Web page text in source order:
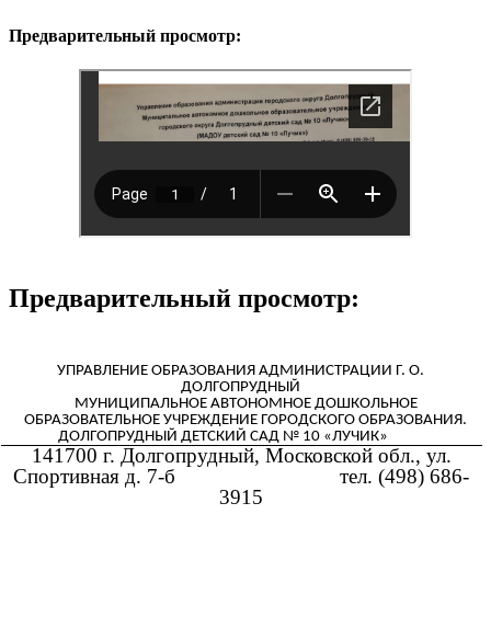
Предварительный просмотр:
Предварительный просмотр:
УПРАВЛЕНИЕ ОБРАЗОВАНИЯ АДМИНИСТРАЦИИ Г. О.
ДОЛГОПРУДНЫЙ
МУНИЦИПАЛЬНОЕ АВТОНОМНОЕ ДОШКОЛЬНОЕ
ОБРАЗОВАТЕЛЬНОЕ УЧРЕЖДЕНИЕ ГОРОДСКОГО ОБРАЗОВАНИЯ.
ДОЛГОПРУДНЫЙ ДЕТСКИЙ САД № 10 «ЛУЧИК»
141700 г. Долгопрудный, Московской обл., ул.
Спортивная д. 7-б тел. (498) 686-
3915